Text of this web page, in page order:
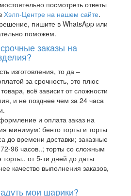
посмотреть ответы
Хэлп-Центре на нашем сайте.
пишите в WhatsApp или
поможем.
заказы на
изготовления, то да –
за срочность, это плюс
всё зависит от сложности
и не позднее чем за 24 часа
и оплата заказ на
минимум: бенто торты и торты
до времени доставки; заказные
96 часов..; торты со сложным
от 5-ти дней до даты
качество выполнения заказов,
мои шарики?